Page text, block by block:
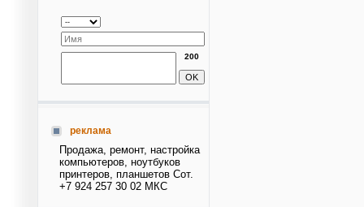
200
реклама
Продажа, ремонт, настройка
компьютеров, ноутбуков
принтеров, планшетов Сот.
+7 924 257 30 02 МКС